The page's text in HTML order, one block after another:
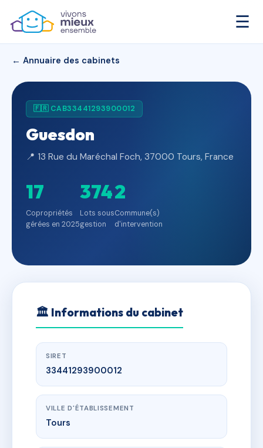
☰
← Annuaire des cabinets
🇫🇷 CAB33441293900012
Guesdon
📍 13 Rue du Maréchal Foch, 37000 Tours, France
17
Copropriétés
gérées en 2025
374
Lots sous
gestion
2
Commune(s)
d'intervention
🏛 Informations du cabinet
SIRET
33441293900012
VILLE D'ÉTABLISSEMENT
Tours